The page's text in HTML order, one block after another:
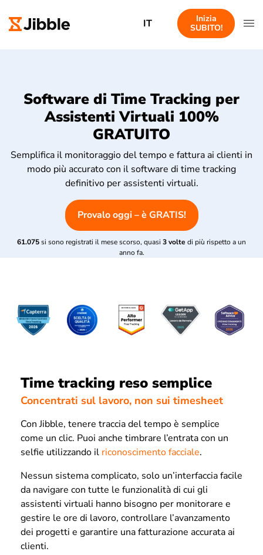
IT
Inizia
SUBITO!
Software di Time Tracking per
Assistenti Virtuali 100%
GRATUITO
Semplifica il monitoraggio del tempo e fattura ai clienti in
modo più accurato con il software di time tracking
definitivo per assistenti virtuali.
Provalo oggi – è GRATIS!
61.075si sono registrati il mese scorso, quasi 3 volte di più rispetto a un
anno fa.
Time tracking reso semplice
Concentrati sul lavoro, non sui timesheet
Con Jibble, tenere traccia del tempo è semplice
come un clic. Puoi anche timbrare l’entrata con un
selfie utilizzando il riconoscimento facciale.
Nessun sistema complicato, solo un’interfaccia facile
da navigare con tutte le funzionalità di cui gli
assistenti virtuali hanno bisogno per monitorare e
gestire le ore di lavoro, controllare l’avanzamento
dei progetti e garantire una fatturazione accurata ai
clienti.